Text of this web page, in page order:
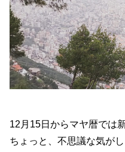
12月15日からマヤ暦では
ちょっと、不思議な気が